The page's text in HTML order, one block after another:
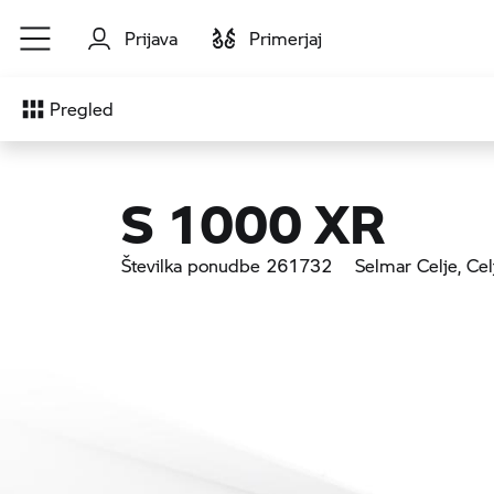
Preskoči na glavno vsebino
Prijava Primerjaj
Pregled
S 1000 XR
Številka ponudbe 261732 Selmar Celje,